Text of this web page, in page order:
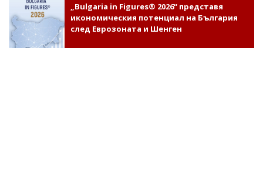
„Bulgaria in Figures® 2026“ представя
икономическия потенциал на България
след Еврозоната и Шенген